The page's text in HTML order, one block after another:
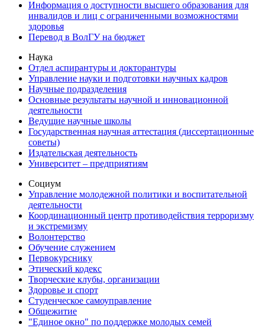
Информация о доступности высшего образования для
инвалидов и лиц с ограниченными возможностями
здоровья
Перевод в ВолГУ на бюджет
Наука
Отдел аспирантуры и докторантуры
Управление науки и подготовки научных кадров
Научные подразделения
Основные результаты научной и инновационной
деятельности
Ведущие научные школы
Государственная научная аттестация (диссертационные
советы)
Издательская деятельность
Университет – предприятиям
Социум
Управление молодежной политики и воспитательной
деятельности
Координационный центр противодействия терроризму
и экстремизму
Волонтерство
Обучение служением
Первокурснику
Этический кодекс
Творческие клубы, организации
Здоровье и спорт
Студенческое самоуправление
Общежитие
"Единое окно" по поддержке молодых семей